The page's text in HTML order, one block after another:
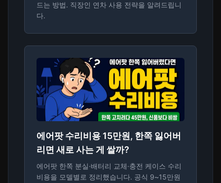
드는 방법. 직장인 연차 사용 전략을 알려드립니
다.
에어팟 수리비용 15만원, 한쪽 잃어버
리면 새로 사는 게 쌀까?
에어팟 한쪽 분실·배터리 교체·충전 케이스 수리
비용을 모델별로 정리했습니다. 공식 9~15만원